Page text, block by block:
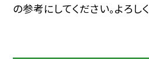
の参考にしてください。よろし